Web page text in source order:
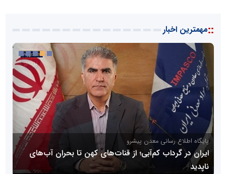
::مهمترین اخبار
ایران در گرداب کم‌آبی؛ از قنات‌های کهن تا بحران آب‌های
ناپدید
پایگاه اطلاع رسانی معدن پیشرو